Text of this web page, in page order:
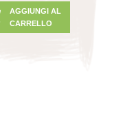
AGGIUNGI AL
CARRELLO